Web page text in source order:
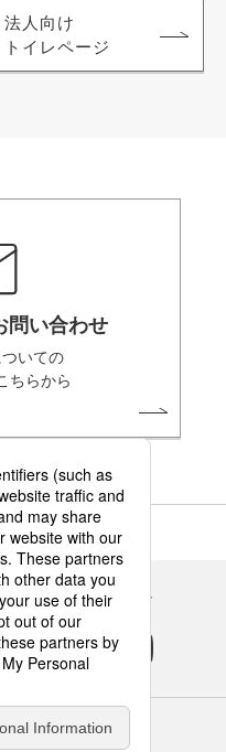
法人向け
トイレページ
問い合わせ
いての
ちらから
SNSアカウント
クッキーポリシー
ック ホールディングス